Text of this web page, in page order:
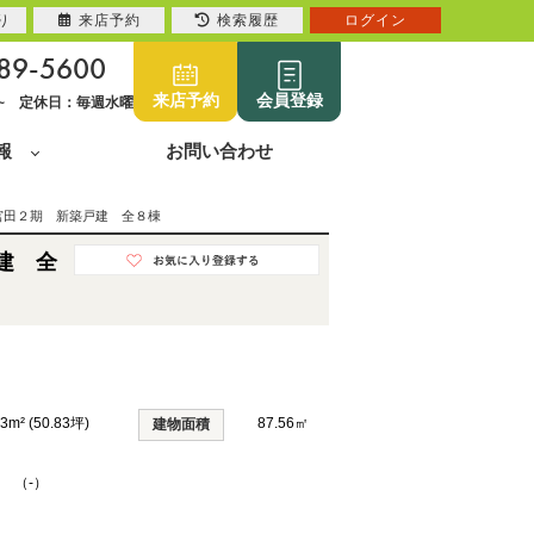
5600
定休日：毎週水曜 来店予約 会員登録
お問い合わせ
田２期 新築戸建 全８棟
建 全
(50.83坪) 建物面積 87.56㎡
（-）
来店予約 検索履歴 ログイン